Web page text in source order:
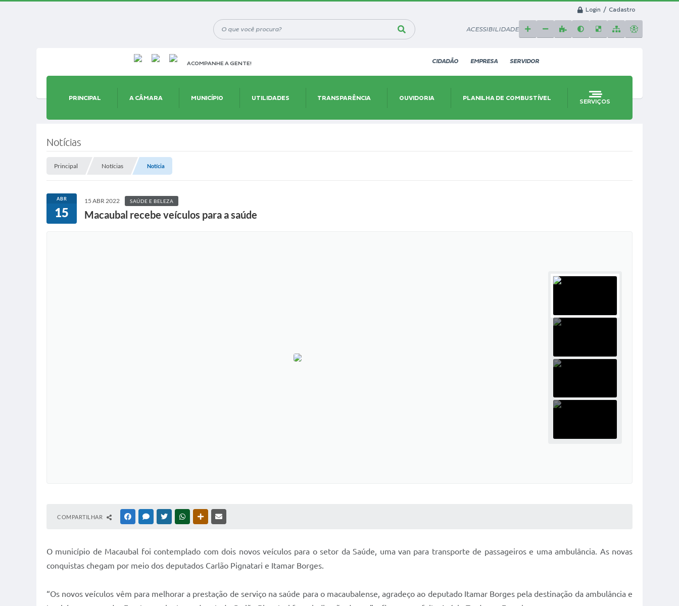
Login / Cadastro
ACESSIBILIDADE
ACOMPANHE A GENTE! CIDADÃO EMPRESA SERVIDOR
PRINCIPAL A CÂMARA MUNICÍPIO UTILIDADES TRANSPARÊNCIA OUVIDORIA PLANILHA DE COMBUSTÍVEL
SERVIÇOS
Notícias
Principal Notícias Notícia
ABR
15
15 ABR 2022 SAÚDE E BELEZA
Macaubal recebe veículos para a saúde
COMPARTILHAR FACEBOOKMESSENGER
TWITTERWHATSAPPOUTRAS MÍDIAS
O município de Macaubal foi contemplado com dois novos veículos para o setor da Saúde, uma van para transporte de passageiros e uma ambulância. As novas
conquistas chegam por meio dos deputados Carlão Pignatari e Itamar Borges.
“Os novos veículos vêm para melhorar a prestação de serviço na saúde para o macaubalense, agradeço ao deputado Itamar Borges pela destinação da ambulância e